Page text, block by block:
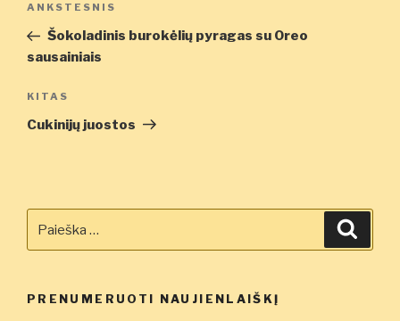
tarp
įrašų
Ankstesnis
įrašas
ANKSTESNIS
Šokoladinis burokėlių pyragas su Oreo
sausainiais
Kitas
įrašas
KITAS
Cukinijų juostos
PRENUMERUOTI NAUJIENLAIŠKĮ